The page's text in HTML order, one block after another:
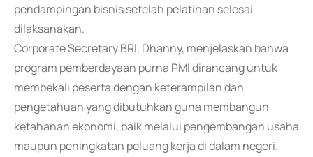
pendampingan bisnis setelah pelatihan selesai
dilaksanakan.
Corporate Secretary BRI, Dhanny, menjelaskan bahwa
program pemberdayaan purna PMI dirancang untuk
membekali peserta dengan keterampilan dan
pengetahuan yang dibutuhkan guna membangun
ketahanan ekonomi, baik melalui pengembangan usaha
maupun peningkatan peluang kerja di dalam negeri.